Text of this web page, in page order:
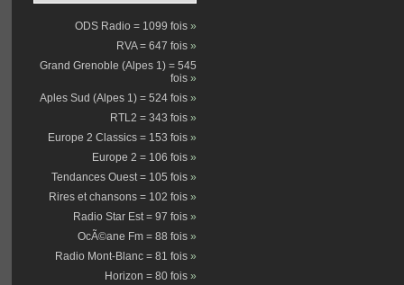
ODS Radio = 1099 fois »
RVA = 647 fois »
Grand Grenoble (Alpes 1) = 545
fois »
Aples Sud (Alpes 1) = 524 fois »
RTL2 = 343 fois »
Europe 2 Classics = 153 fois »
Europe 2 = 106 fois »
Tendances Ouest = 105 fois »
Rires et chansons = 102 fois »
Radio Star Est = 97 fois »
OcÃ©ane Fm = 88 fois »
Radio Mont-Blanc = 81 fois »
Horizon = 80 fois »